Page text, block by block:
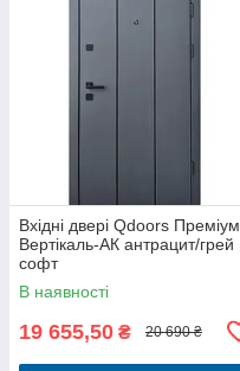
Вхідні двері Qdoors Преміум
Вертікаль-АК антрацит/грей
софт
В наявності
19 655,50 ₴ 20 690 ₴